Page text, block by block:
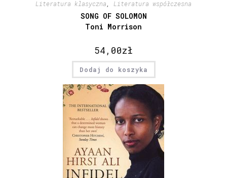
Literatura klasyczna Literatura współczesna
SONG OF SOLOMON
Toni Morrison
54,00zł
Dodaj do koszyka